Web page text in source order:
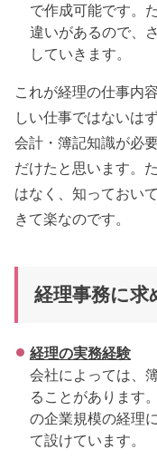
で作成可能です。
違いがあるので、
していきます。
これが経理の仕事内
しい仕事ではないは
会計・簿記知識が必
だけたと思います。
はなく、知っておい
きて楽なのです。
経理事務に
経理の実務経験
会社によっては、
ることがあります
の企業規模の経理
て設けています。